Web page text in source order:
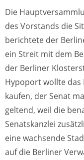
Die
des Vorstands die
berichtete der
ein Streit mit dem
der Berliner
Hypoport wollte das
kaufen, der Senat
geltend, weil die
Senatskanzlei
eine wachsende
auf die Berliner